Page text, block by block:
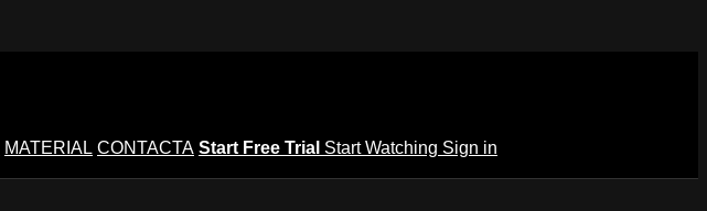
MATERIAL CONTACTA Start Free Trial Start Watching Sign in